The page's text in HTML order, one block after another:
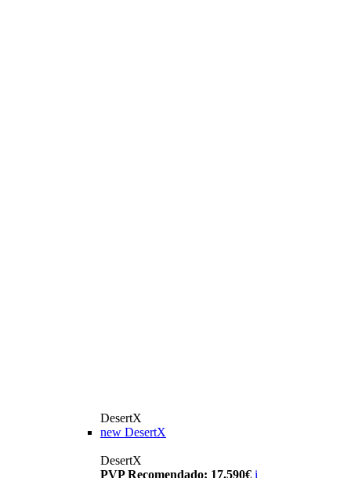
DesertX
new DesertX
DesertX
PVP Recomendado: 17.590€ i